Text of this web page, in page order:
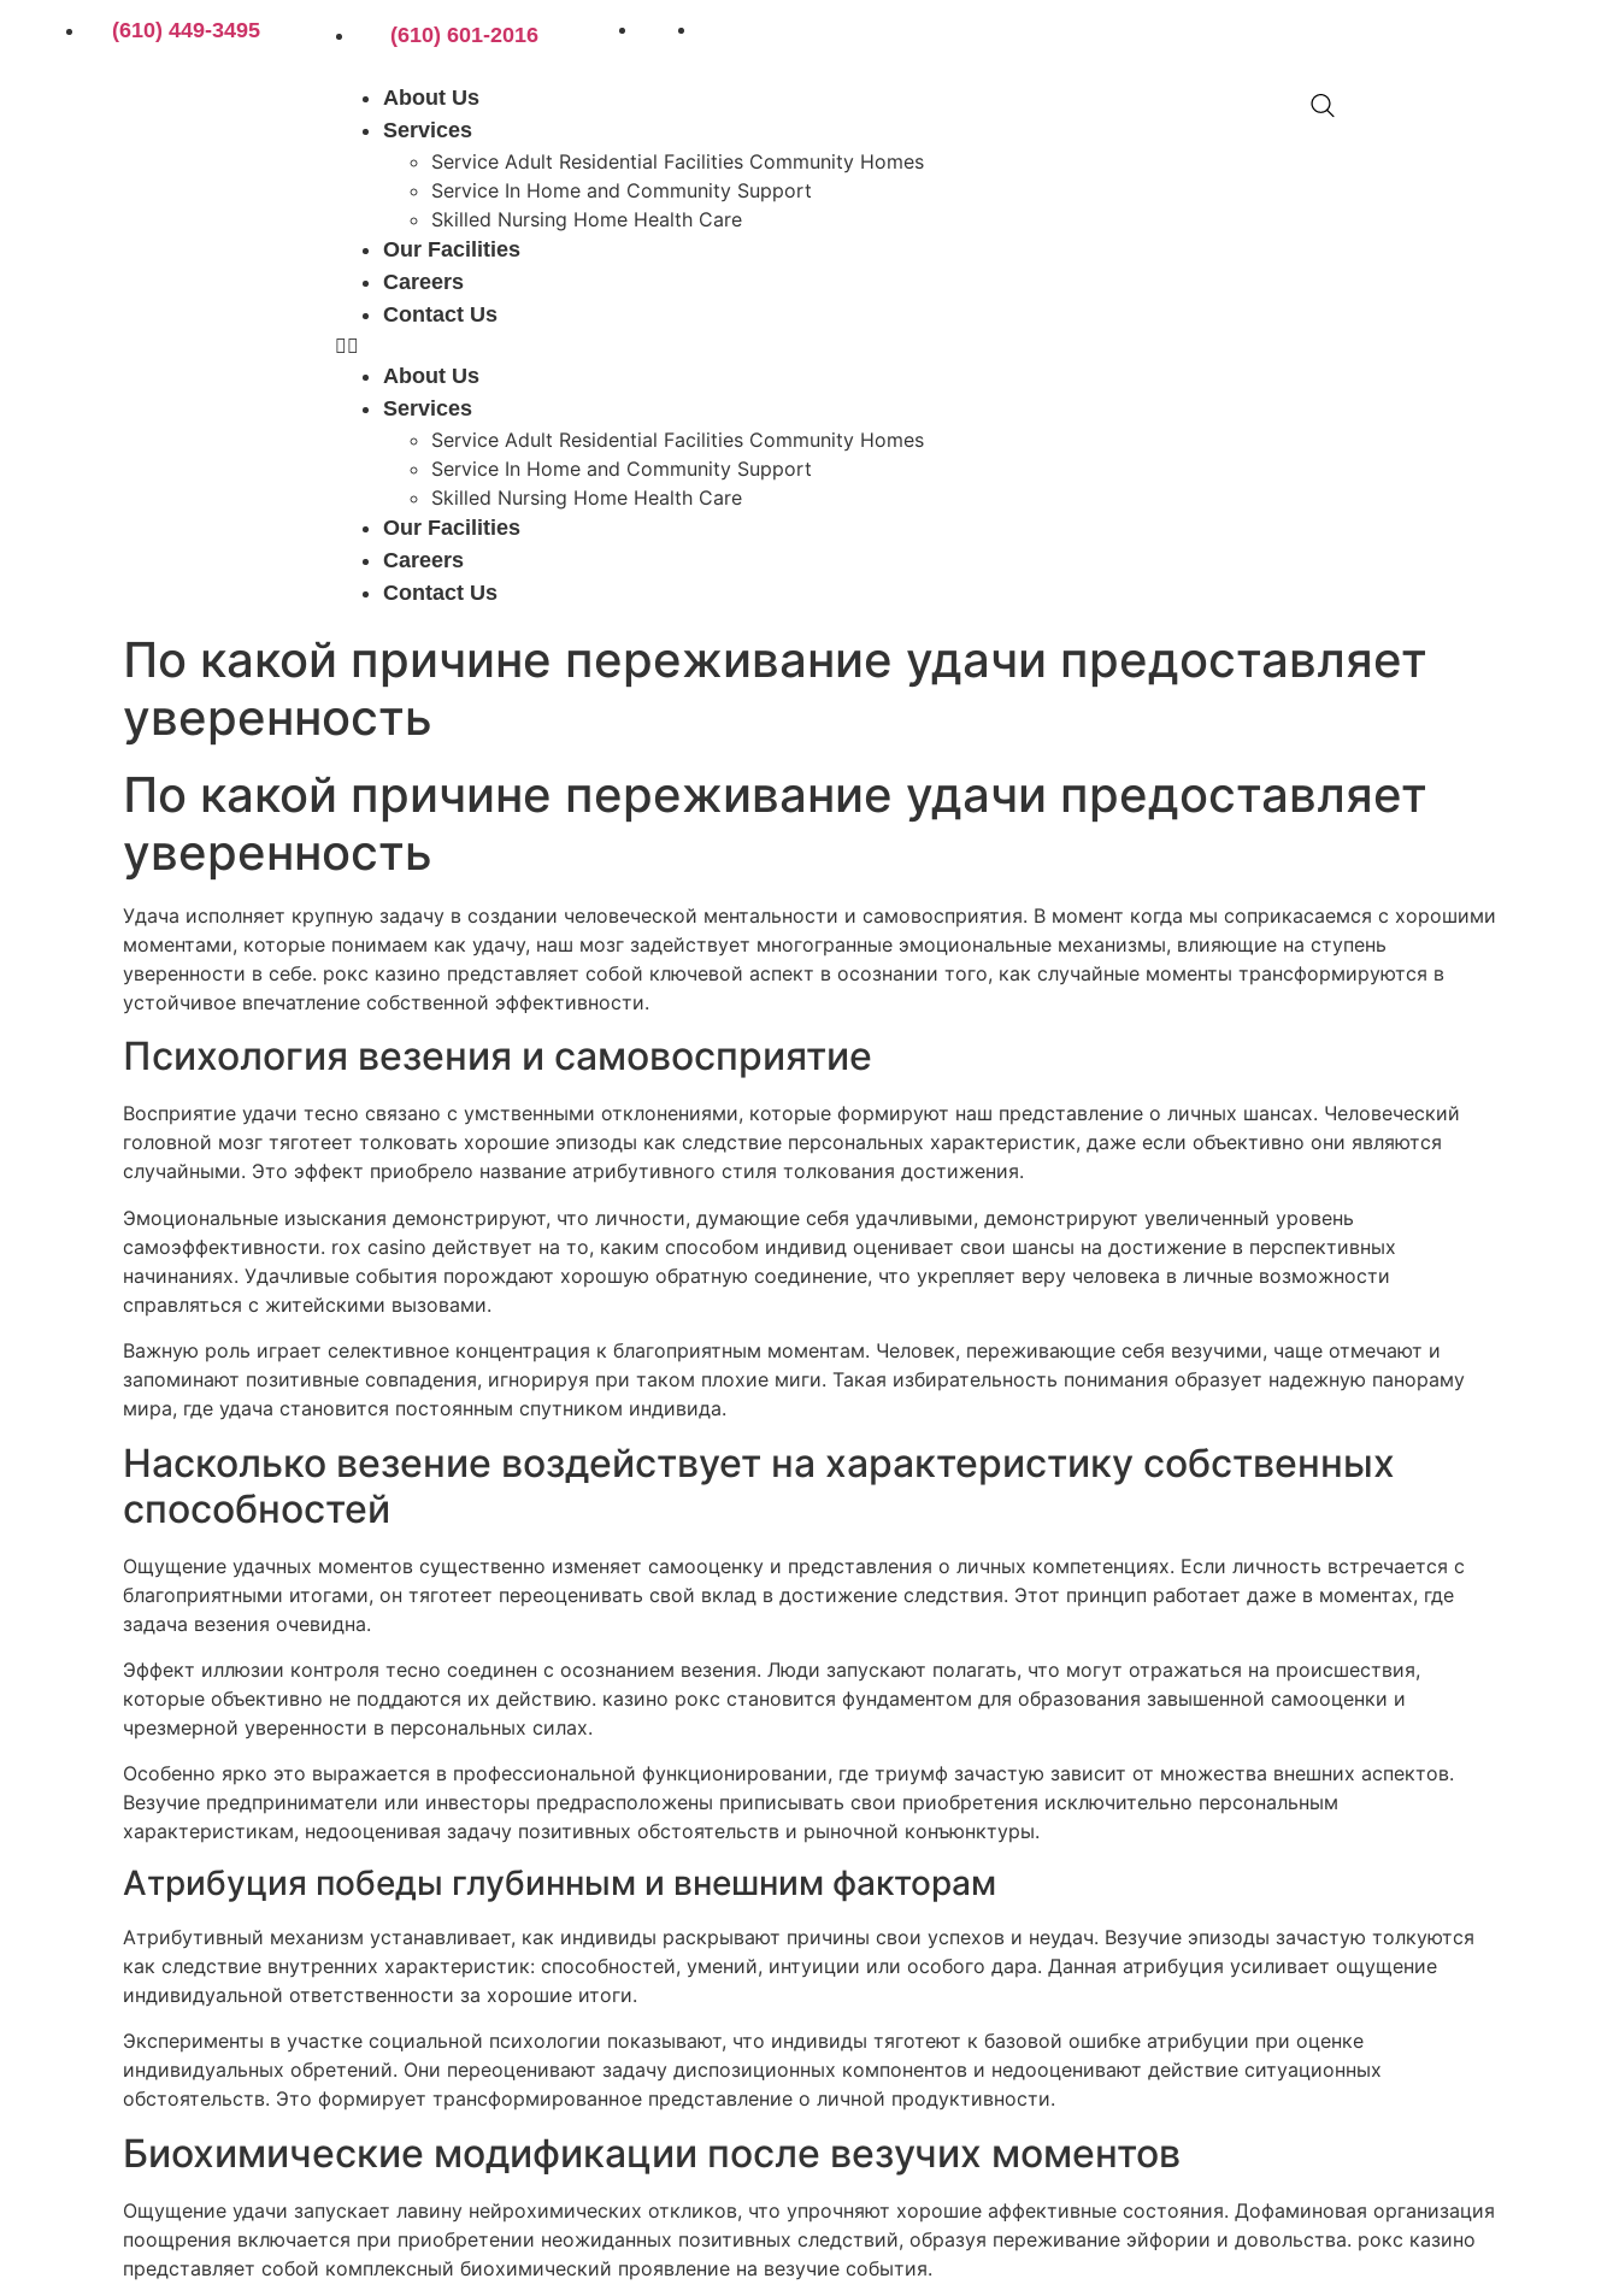
(610) 449-3495 (610) 601-2016
About Us
Services
Service Adult Residential Facilities Community Homes
Service In Home and Community Support
Skilled Nursing Home Health Care
Our Facilities
Careers
Contact Us
About Us
Services
Service Adult Residential Facilities Community Homes
Service In Home and Community Support
Skilled Nursing Home Health Care
Our Facilities
Careers
Contact Us
По какой причине переживание удачи предоставляет
уверенность
По какой причине переживание удачи предоставляет
уверенность
Удача исполняет крупную задачу в создании человеческой ментальности и самовосприятия. В момент когда мы соприкасаемся с хорошими
моментами, которые понимаем как удачу, наш мозг задействует многогранные эмоциональные механизмы, влияющие на ступень
уверенности в себе. рокс казино представляет собой ключевой аспект в осознании того, как случайные моменты трансформируются в
устойчивое впечатление собственной эффективности.
Психология везения и самовосприятие
Восприятие удачи тесно связано с умственными отклонениями, которые формируют наш представление о личных шансах. Человеческий
головной мозг тяготеет толковать хорошие эпизоды как следствие персональных характеристик, даже если объективно они являются
случайными. Это эффект приобрело название атрибутивного стиля толкования достижения.
Эмоциональные изыскания демонстрируют, что личности, думающие себя удачливыми, демонстрируют увеличенный уровень
самоэффективности. rox casino действует на то, каким способом индивид оценивает свои шансы на достижение в перспективных
начинаниях. Удачливые события порождают хорошую обратную соединение, что укрепляет веру человека в личные возможности
справляться с житейскими вызовами.
Важную роль играет селективное концентрация к благоприятным моментам. Человек, переживающие себя везучими, чаще отмечают и
запоминают позитивные совпадения, игнорируя при таком плохие миги. Такая избирательность понимания образует надежную панораму
мира, где удача становится постоянным спутником индивида.
Насколько везение воздействует на характеристику собственных
способностей
Ощущение удачных моментов существенно изменяет самооценку и представления о личных компетенциях. Если личность встречается с
благоприятными итогами, он тяготеет переоценивать свой вклад в достижение следствия. Этот принцип работает даже в моментах, где
задача везения очевидна.
Эффект иллюзии контроля тесно соединен с осознанием везения. Люди запускают полагать, что могут отражаться на происшествия,
которые объективно не поддаются их действию. казино рокс становится фундаментом для образования завышенной самооценки и
чрезмерной уверенности в персональных силах.
Особенно ярко это выражается в профессиональной функционировании, где триумф зачастую зависит от множества внешних аспектов.
Везучие предприниматели или инвесторы предрасположены приписывать свои приобретения исключительно персональным
характеристикам, недооценивая задачу позитивных обстоятельств и рыночной конъюнктуры.
Атрибуция победы глубинным и внешним факторам
Атрибутивный механизм устанавливает, как индивиды раскрывают причины свои успехов и неудач. Везучие эпизоды зачастую толкуются
как следствие внутренних характеристик: способностей, умений, интуиции или особого дара. Данная атрибуция усиливает ощущение
индивидуальной ответственности за хорошие итоги.
Эксперименты в участке социальной психологии показывают, что индивиды тяготеют к базовой ошибке атрибуции при оценке
индивидуальных обретений. Они переоценивают задачу диспозиционных компонентов и недооценивают действие ситуационных
обстоятельств. Это формирует трансформированное представление о личной продуктивности.
Биохимические модификации после везучих моментов
Ощущение удачи запускает лавину нейрохимических откликов, что упрочняют хорошие аффективные состояния. Дофаминовая организация
поощрения включается при приобретении неожиданных позитивных следствий, образуя переживание эйфории и довольства. рокс казино
представляет собой комплексный биохимический проявление на везучие события.